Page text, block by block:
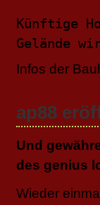
Künftige
Gelände
Infos der
ap88
Und
des genius
Wieder